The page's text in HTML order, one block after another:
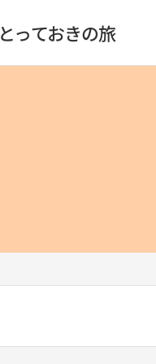
とっておきの旅